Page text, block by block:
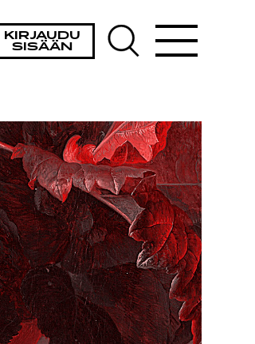
KIRJAUDU
SISÄÄN